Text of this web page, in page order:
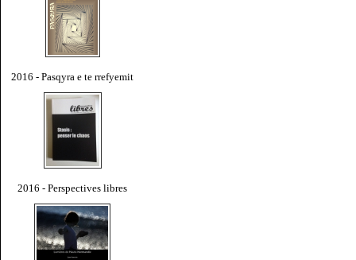
2016 - Pasqyra e te rrefyemit
2016 - Perspectives libres